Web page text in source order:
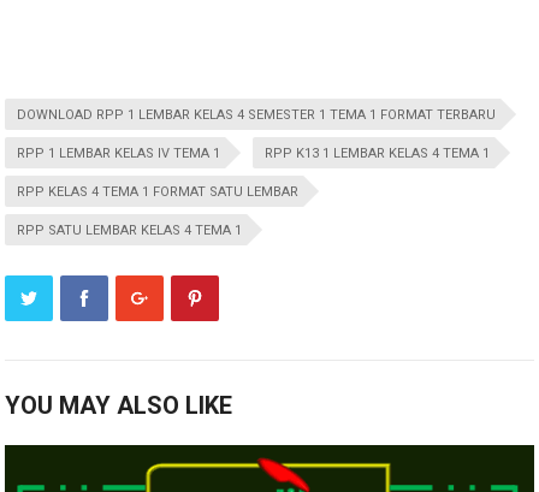
DOWNLOAD RPP 1 LEMBAR KELAS 4 SEMESTER 1 TEMA 1 FORMAT TERBARU
RPP 1 LEMBAR KELAS IV TEMA 1 RPP K13 1 LEMBAR KELAS 4 TEMA 1
RPP KELAS 4 TEMA 1 FORMAT SATU LEMBAR
RPP SATU LEMBAR KELAS 4 TEMA 1
YOU MAY ALSO LIKE